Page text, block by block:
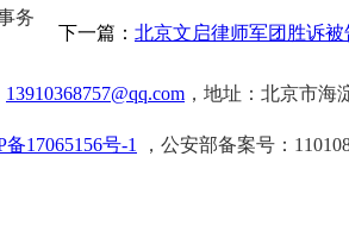
下一篇： 北京文启律师军团胜诉
务
13910368757@qq.com ，地址：北京市海
备17065156号-1 ，公安部备案号：